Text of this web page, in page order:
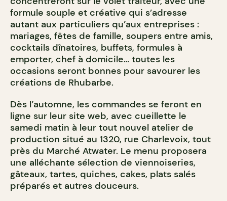
formule souple et créative qui s’adresse
autant aux particuliers qu’aux entreprises :
mariages, fêtes de famille, soupers entre amis,
cocktails dînatoires, buffets, formules à
emporter, chef à domicile… toutes les
occasions seront bonnes pour savourer les
créations de Rhubarbe.
Dès l’automne, les commandes se feront en
ligne sur leur site web, avec cueillette le
samedi matin à leur tout nouvel atelier de
production situé au 1320, rue Charlevoix, tout
près du Marché Atwater. Le menu proposera
une alléchante sélection de viennoiseries,
gâteaux, tartes, quiches, cakes, plats salés
préparés et autres douceurs.